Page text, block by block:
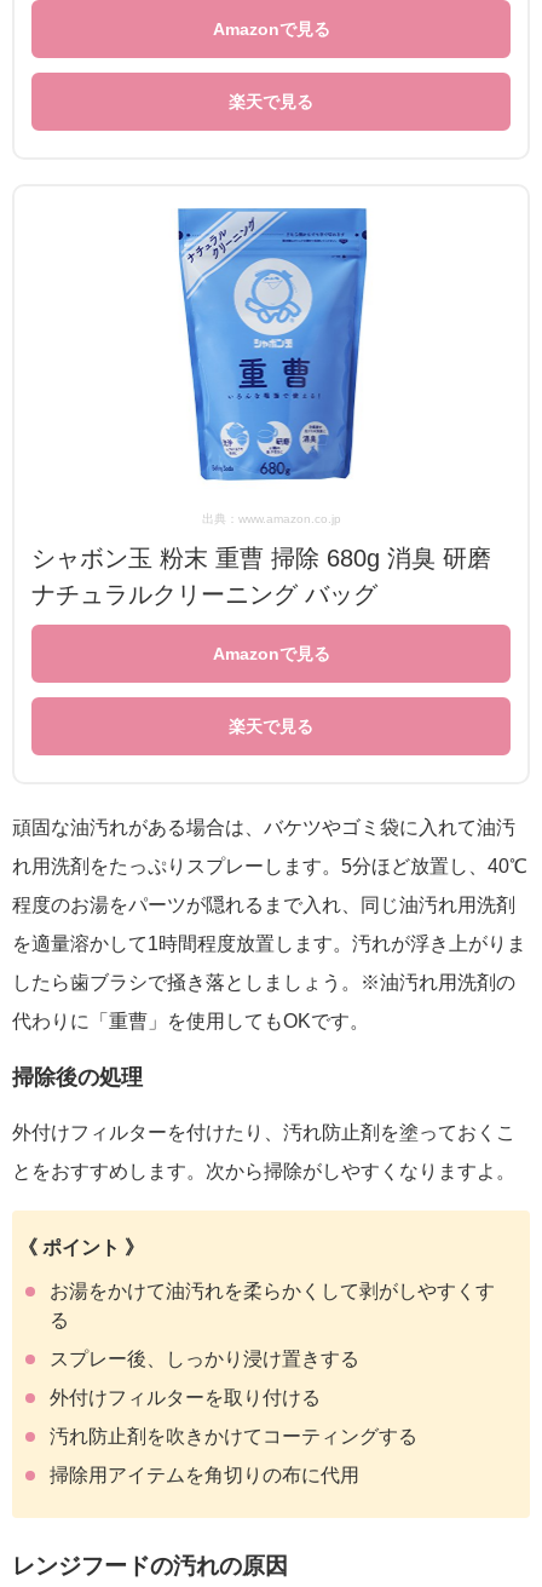
Amazonで見る
楽天で見る
出典：www.amazon.co.jp
シャボン玉 粉末 重曹 掃除 680g 消臭 研磨
ナチュラルクリーニング バッグ
Amazonで見る
楽天で見る
頑固な油汚れがある場合は、バケツやゴミ袋に入れて油汚
れ用洗剤をたっぷりスプレーします。5分ほど放置し、40℃
程度のお湯をパーツが隠れるまで入れ、同じ油汚れ用洗剤
を適量溶かして1時間程度放置します。汚れが浮き上がりま
したら歯ブラシで掻き落としましょう。※油汚れ用洗剤の
代わりに「重曹」を使用してもOKです。
掃除後の処理
外付けフィルターを付けたり、汚れ防止剤を塗っておくこ
とをおすすめします。次から掃除がしやすくなりますよ。
《 ポイント 》
お湯をかけて油汚れを柔らかくして剥がしやすくす
る
スプレー後、しっかり浸け置きする
外付けフィルターを取り付ける
汚れ防止剤を吹きかけてコーティングする
掃除用アイテムを角切りの布に代用
レンジフードの汚れの原因